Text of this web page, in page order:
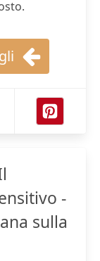
-
sulla